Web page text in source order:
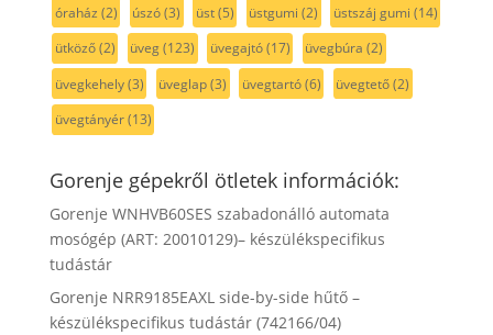
óraház (2) úszó(3) üst(5) üstgumi (2) üstszáj gumi (14)
ütköző(2) üveg(123) üvegajtó(17) üvegbúra (2)
üvegkehely(3) üveglap(3) üvegtartó(6) üvegtető(2)
üvegtányér(13)
Gorenje gépekről ötletek információk:
Gorenje WNHVB60SES szabadonálló automata
mosógép (ART: 20010129)– készülékspecifikus
tudástár
Gorenje NRR9185EAXL side-by-side hűtő –
készülékspecifikus tudástár (742166/04)